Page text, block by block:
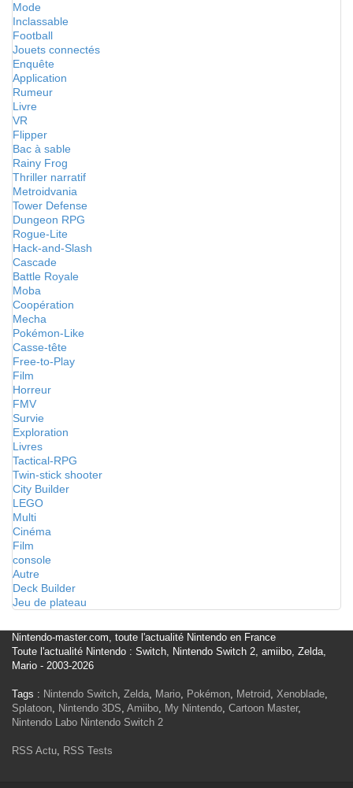
Mode
Inclassable
Football
Jouets connectés
Enquête
Application
Rumeur
Livre
VR
Flipper
Bac à sable
Rainy Frog
Thriller narratif
Metroidvania
Tower Defense
Dungeon RPG
Rogue-Lite
Hack-and-Slash
Cascade
Battle Royale
Moba
Coopération
Mecha
Pokémon-Like
Casse-tête
Free-to-Play
Film
Horreur
FMV
Survie
Exploration
Livres
Tactical-RPG
Twin-stick shooter
City Builder
LEGO
Multi
Cinéma
Film
console
Autre
Deck Builder
Jeu de plateau
Nintendo-master.com, toute l'actualité Nintendo en France
Toute l'actualité Nintendo : Switch, Nintendo Switch 2, amiibo, Zelda,
Mario - 2003-2026
Tags : Nintendo Switch, Zelda, Mario, Pokémon, Metroid, Xenoblade,
Splatoon, Nintendo 3DS, Amiibo, My Nintendo, Cartoon Master,
Nintendo Labo Nintendo Switch 2
RSS Actu, RSS Tests